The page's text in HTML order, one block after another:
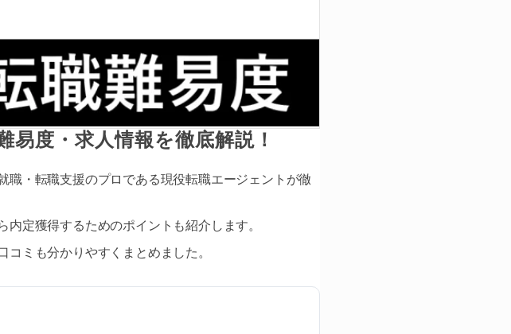
度・求人情報を徹底解説！
職・転職支援のプロである現役転職エージェントが徹
定獲得するためのポイントも紹介します。
ミも分かりやすくまとめました。